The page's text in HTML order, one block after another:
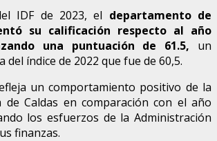
IDF de 2023, el departamento de
su calificación respecto al año
una puntuación de 61.5, un
índice de 2022 que fue de 60,5.
un comportamiento positivo de la
de Caldas en comparación con el año
los esfuerzos de la Administración
finanzas.